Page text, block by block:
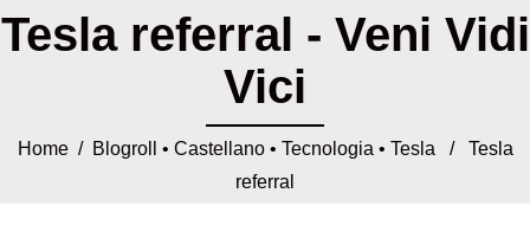
Tesla referral - Veni Vidi
Vici
Home/ Blogroll • Castellano• Tecnologia • Tesla / Tesla
referral